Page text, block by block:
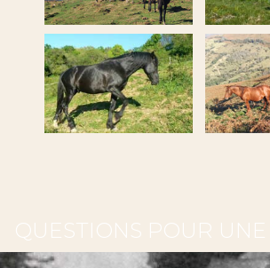
QUESTIONS POUR UNE